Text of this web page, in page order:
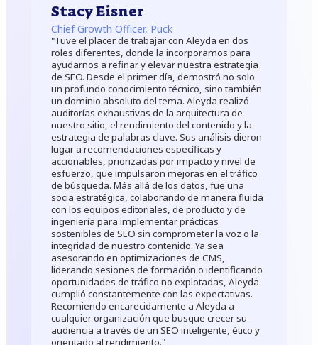
Stacy Eisner
Chief Growth Officer, Puck
"Tuve el placer de trabajar con Aleyda en dos
roles diferentes, donde la incorporamos para
ayudarnos a refinar y elevar nuestra estrategia
de SEO. Desde el primer día, demostró no solo
un profundo conocimiento técnico, sino también
un dominio absoluto del tema. Aleyda realizó
auditorías exhaustivas de la arquitectura de
nuestro sitio, el rendimiento del contenido y la
estrategia de palabras clave. Sus análisis dieron
lugar a recomendaciones específicas y
accionables, priorizadas por impacto y nivel de
esfuerzo, que impulsaron mejoras en el tráfico
de búsqueda. Más allá de los datos, fue una
socia estratégica, colaborando de manera fluida
con los equipos editoriales, de producto y de
ingeniería para implementar prácticas
sostenibles de SEO sin comprometer la voz o la
integridad de nuestro contenido. Ya sea
asesorando en optimizaciones de CMS,
liderando sesiones de formación o identificando
oportunidades de tráfico no explotadas, Aleyda
cumplió constantemente con las expectativas.
Recomiendo encarecidamente a Aleyda a
cualquier organización que busque crecer su
audiencia a través de un SEO inteligente, ético y
orientado al rendimiento."